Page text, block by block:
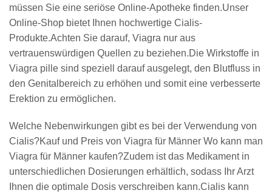
müssen Sie eine seriöse Online-Apotheke finden.Unser
Online-Shop bietet Ihnen hochwertige Cialis-
Produkte.Achten Sie darauf, Viagra nur aus
vertrauenswürdigen Quellen zu beziehen.Die Wirkstoffe in
Viagra pille sind speziell darauf ausgelegt, den Blutfluss in
den Genitalbereich zu erhöhen und somit eine verbesserte
Erektion zu ermöglichen.
Welche Nebenwirkungen gibt es bei der Verwendung von
Cialis?Kauf und Preis von Viagra für Männer Wo kann man
Viagra für Männer kaufen?Zudem ist das Medikament in
unterschiedlichen Dosierungen erhältlich, sodass Ihr Arzt
Ihnen die optimale Dosis verschreiben kann.Cialis kann